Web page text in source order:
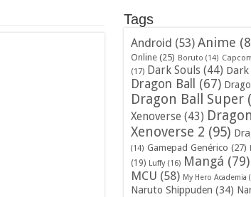
Tags
Android (53) Anime
Online(25) Boruto (14)
(17) Dark Souls(44) Dark
Dragon Ball (67)
Dragon Ball Super
Xenoverse (43)
Xenoverse 2 (95)
(14) Gamepad Genérico (27)
(19) Luffy(16) Mangá (79)
MCU (58) My Hero Academia
Naruto Shippuden (34)